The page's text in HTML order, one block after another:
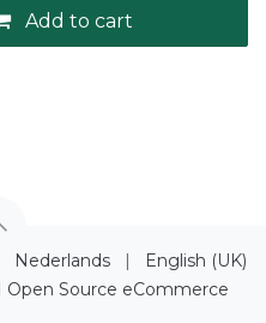
Add to cart
Nederlands |
English (UK)
Open Source eCommerce